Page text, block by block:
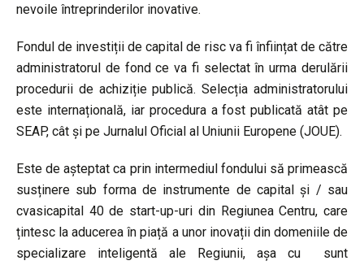
nevoile întreprinderilor inovative.
Fondul de investiții de capital de risc va fi înființat de către
administratorul de fond ce va fi selectat în urma derulării
procedurii de achiziție publică. Selecția administratorului
este internațională, iar procedura a fost publicată atât pe
SEAP, cât şi pe Jurnalul Oficial al Uniunii Europene (JOUE).
Este de așteptat ca prin intermediul fondului să primească
susținere sub forma de instrumente de capital și / sau
cvasicapital 40 de start-up-uri din Regiunea Centru, care
țintesc la aducerea în piață a unor inovații din domeniile de
specializare inteligentă ale Regiunii, așa cu sunt